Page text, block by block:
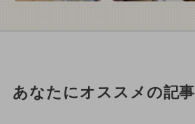
あなたにオススメの記事